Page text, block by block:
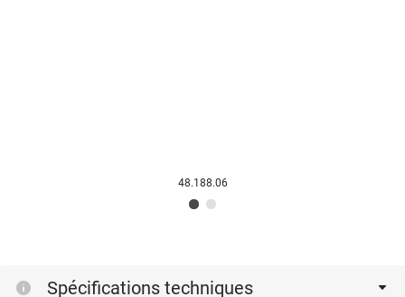
48.188.06
Spécifications techniques